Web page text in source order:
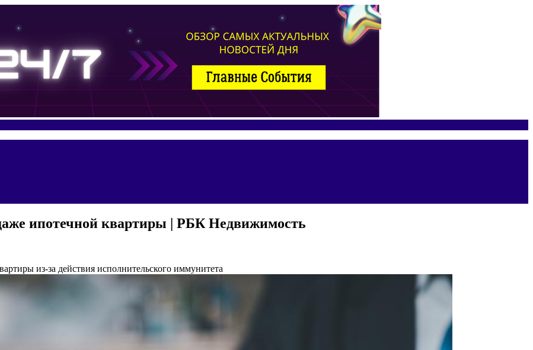
ипотечной квартиры | РБК Недвижимость
из-за действия исполнительского иммунитета